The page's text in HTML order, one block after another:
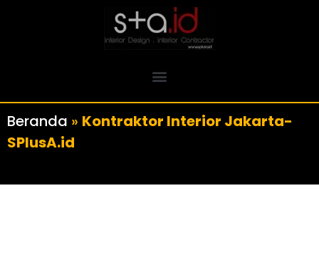
Beranda » Kontraktor Interior Jakarta-
SPlusA.id